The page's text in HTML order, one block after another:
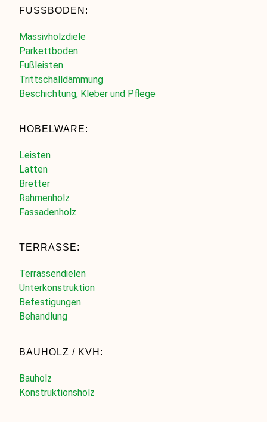
FUSSBODEN:
Massivholzdiele
Parkettboden
Fußleisten
Trittschalldämmung
Beschichtung, Kleber und Pflege
HOBELWARE:
Leisten
Latten
Bretter
Rahmenholz
Fassadenholz
TERRASSE:
Terrassendielen
Unterkonstruktion
Befestigungen
Behandlung
BAUHOLZ / KVH:
Bauholz
Konstruktionsholz